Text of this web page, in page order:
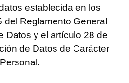
establecida en los
del Reglamento General
Datos y el artículo 28 de
de Datos de Carácter
Personal.